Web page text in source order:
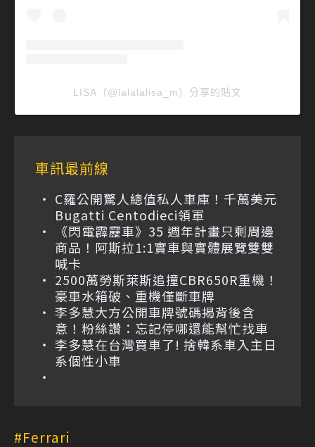
LISA（@lalalalisa_m）分享的貼文
車訊最前線
C羅公開驚人總值私人車庫！千萬美元
Bugatti Centodieci領軍
《閃電霹靂車》35 週年計畫只剩周邊
商品！阿斯拉1:1實車與實體展覽雙雙
喊卡
2500萬勞斯萊斯追撞CBR650R重機！
豪車水箱破、重機僅斷車牌
李多慧大方公開車牌號碼揭背後含
意！粉絲讚：忘記停哪還能幫忙找車
李多慧在台灣買車了! 捨韓系車入主日
系個性小車
Ferrari